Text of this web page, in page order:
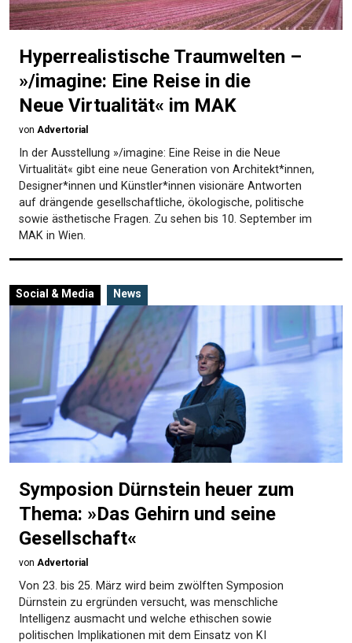
Hyperrealistische Traumwelten –
»/imagine: Eine Reise in die
Neue Virtualität« im MAK
von Advertorial
In der Ausstellung »/imagine: Eine Reise in die Neue
Virtualität« gibt eine neue Generation von Architekt*innen,
Designer*innen und Künstler*innen visionäre Antworten
auf drängende gesellschaftliche, ökologische, politische
sowie ästhetische Fragen. Zu sehen bis 10. September im
MAK in Wien.
Social & Media News
Symposion Dürnstein heuer zum
Thema: »Das Gehirn und seine
Gesellschaft«
von Advertorial
Von 23. bis 25. März wird beim zwölften Symposion
Dürnstein zu ergründen versucht, was menschliche
Intelligenz ausmacht und welche ethischen sowie
politischen Implikationen mit dem Einsatz von KI